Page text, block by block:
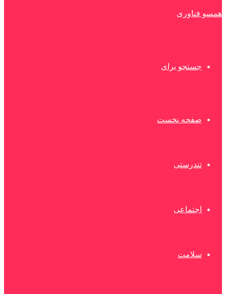
همسو فناوری
جستجو برای
صفحه نخست
تندرستی
اجتماعی
سلامت